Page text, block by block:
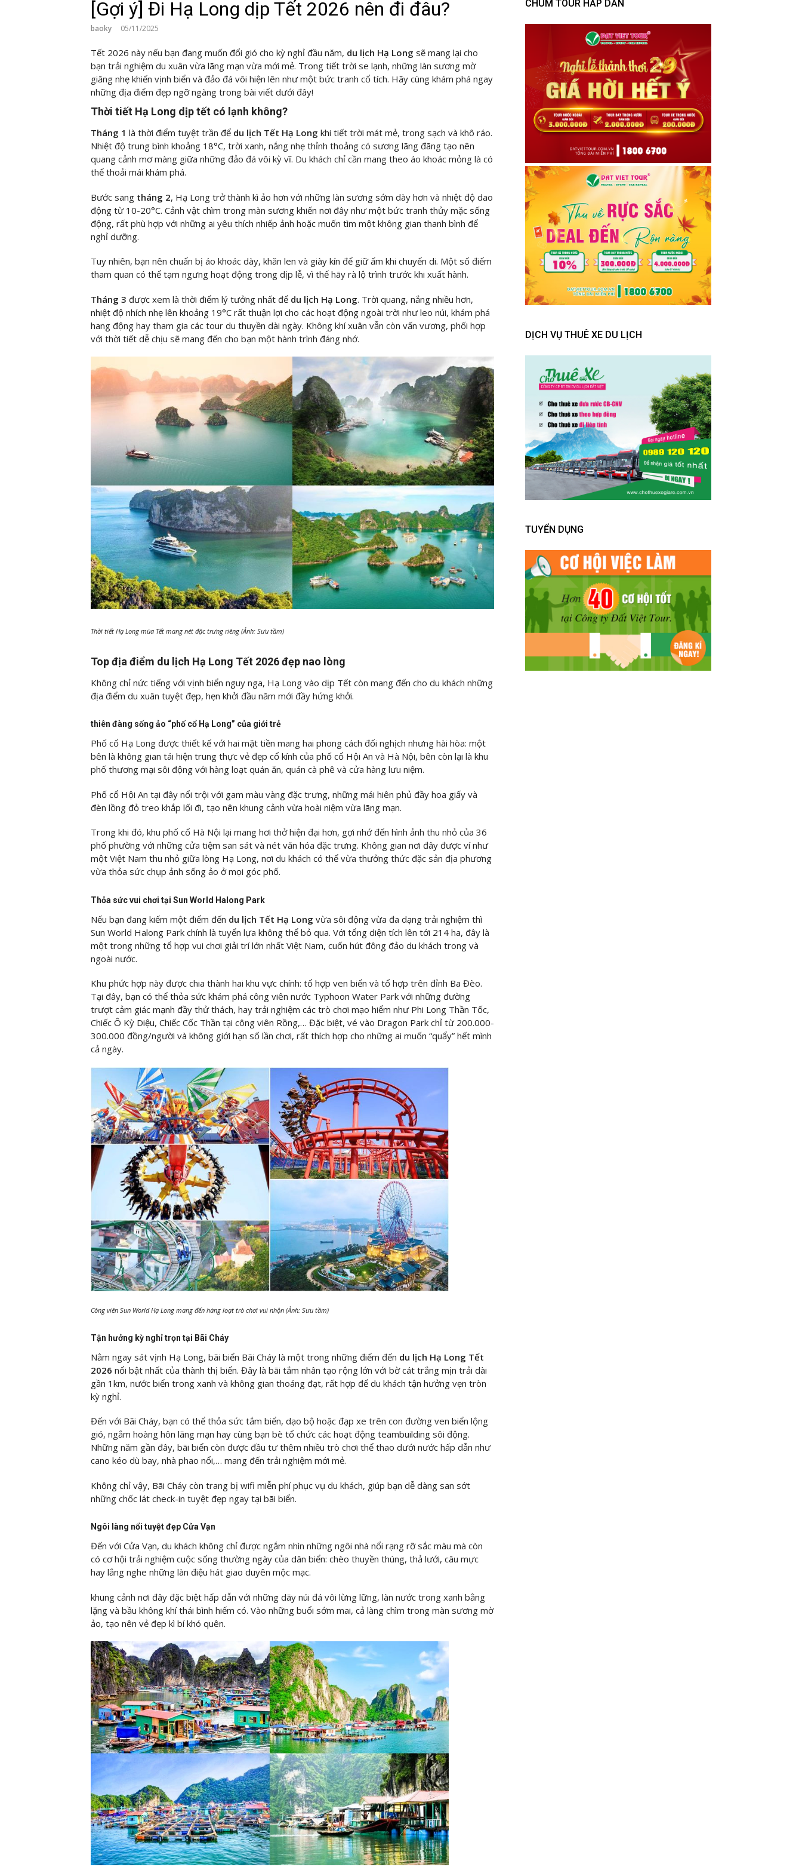
[Gợi ý] Đi Hạ Long dịp Tết 2026 nên đi đâu?
baoky 05/11/2025
Tết 2026 này nếu bạn đang muốn đổi gió cho kỳ nghỉ đầu năm, du lịch Hạ Long sẽ mang lại cho
bạn trải nghiệm du xuân vừa lãng mạn vừa mới mẻ. Trong tiết trời se lạnh, những làn sương mờ
giăng nhẹ khiến vịnh biển và đảo đá vôi hiện lên như một bức tranh cổ tích. Hãy cùng khám phá ngay
những địa điểm đẹp ngỡ ngàng trong bài viết dưới đây!
Thời tiết Hạ Long dịp tết có lạnh không?
Tháng 1 là thời điểm tuyệt trần để du lịch Tết Hạ Long khi tiết trời mát mẻ, trong sạch và khô ráo.
Nhiệt độ trung bình khoảng 18°C, trời xanh, nắng nhẹ thỉnh thoảng có sương lãng đãng tạo nên
quang cảnh mơ màng giữa những đảo đá vôi kỳ vĩ. Du khách chỉ cần mang theo áo khoác mỏng là có
thể thoải mái khám phá.
Bước sang tháng 2, Hạ Long trở thành kì ảo hơn với những làn sương sớm dày hơn và nhiệt độ dao
động từ 10-20°C. Cảnh vật chìm trong màn sương khiến nơi đây như một bức tranh thủy mặc sống
động, rất phù hợp với những ai yêu thích nhiếp ảnh hoặc muốn tìm một không gian thanh bình để
nghỉ dưỡng.
Tuy nhiên, bạn nên chuẩn bị áo khoác dày, khăn len và giày kín để giữ ấm khi chuyển di. Một số điểm
tham quan có thể tạm ngưng hoạt động trong dịp lễ, vì thế hãy rà lộ trình trước khi xuất hành.
Tháng 3 được xem là thời điểm lý tưởng nhất để du lịch Hạ Long. Trời quang, nắng nhiều hơn,
nhiệt độ nhích nhẹ lên khoảng 19°C rất thuận lợi cho các hoạt động ngoài trời như leo núi, khám phá
hang động hay tham gia các tour du thuyền dài ngày. Không khí xuân vẫn còn vấn vương, phối hợp
với thời tiết dễ chịu sẽ mang đến cho bạn một hành trình đáng nhớ.
Thời tiết Hạ Long mùa Tết mang nét đặc trưng riêng (Ảnh: Sưu tầm)
Top địa điểm du lịch Hạ Long Tết 2026 đẹp nao lòng
Không chỉ nức tiếng với vịnh biển nguy nga, Hạ Long vào dịp Tết còn mang đến cho du khách những
địa điểm du xuân tuyệt đẹp, hẹn khởi đầu năm mới đầy hứng khởi.
thiên đàng sống ảo “phố cổ Hạ Long” của giới trẻ
Phố cổ Hạ Long được thiết kế với hai mặt tiền mang hai phong cách đối nghịch nhưng hài hòa: một
bên là không gian tái hiện trung thực vẻ đẹp cổ kính của phố cổ Hội An và Hà Nội, bên còn lại là khu
phố thương mại sôi động với hàng loạt quán ăn, quán cà phê và cửa hàng lưu niệm.
Phố cổ Hội An tại đây nổi trội với gam màu vàng đặc trưng, những mái hiên phủ đầy hoa giấy và
đèn lồng đỏ treo khắp lối đi, tạo nên khung cảnh vừa hoài niệm vừa lãng mạn.
Trong khi đó, khu phố cổ Hà Nội lại mang hơi thở hiện đại hơn, gợi nhớ đến hình ảnh thu nhỏ của 36
phố phường với những cửa tiệm san sát và nét văn hóa đặc trưng. Không gian nơi đây được ví như
một Việt Nam thu nhỏ giữa lòng Hạ Long, nơi du khách có thể vừa thưởng thức đặc sản địa phương
vừa thỏa sức chụp ảnh sống ảo ở mọi góc phố.
Thỏa sức vui chơi tại Sun World Halong Park
Nếu bạn đang kiếm một điểm đến du lịch Tết Hạ Long vừa sôi động vừa đa dạng trải nghiệm thì
Sun World Halong Park chính là tuyển lựa không thể bỏ qua. Với tổng diện tích lên tới 214 ha, đây là
một trong những tổ hợp vui chơi giải trí lớn nhất Việt Nam, cuốn hút đông đảo du khách trong và
ngoài nước.
Khu phức hợp này được chia thành hai khu vực chính: tổ hợp ven biển và tổ hợp trên đỉnh Ba Đèo.
Tại đây, bạn có thể thỏa sức khám phá công viên nước Typhoon Water Park với những đường
trượt cảm giác mạnh đầy thử thách, hay trải nghiệm các trò chơi mạo hiểm như Phi Long Thần Tốc,
Chiếc Ô Kỳ Diệu, Chiếc Cốc Thần tại công viên Rồng,… Đặc biệt, vé vào Dragon Park chỉ từ 200.000-
300.000 đồng/người và không giới hạn số lần chơi, rất thích hợp cho những ai muốn “quẩy” hết mình
cả ngày.
Công viên Sun World Hạ Long mang đến hàng loạt trò chơi vui nhộn (Ảnh: Sưu tầm)
Tận hưởng kỳ nghỉ trọn tại Bãi Cháy
Nằm ngay sát vịnh Hạ Long, bãi biển Bãi Cháy là một trong những điểm đến du lịch Hạ Long Tết
2026 nổi bật nhất của thành thị biển. Đây là bãi tắm nhân tạo rộng lớn với bờ cát trắng mịn trải dài
gần 1km, nước biển trong xanh và không gian thoáng đạt, rất hợp để du khách tận hưởng vẹn tròn
kỳ nghỉ.
Đến với Bãi Cháy, bạn có thể thỏa sức tắm biển, dạo bộ hoặc đạp xe trên con đường ven biển lộng
gió, ngắm hoàng hôn lãng mạn hay cùng bạn bè tổ chức các hoạt động teambuilding sôi động.
Những năm gần đây, bãi biển còn được đầu tư thêm nhiều trò chơi thể thao dưới nước hấp dẫn như
cano kéo dù bay, nhà phao nổi,… mang đến trải nghiệm mới mẻ.
Không chỉ vậy, Bãi Cháy còn trang bị wifi miễn phí phục vụ du khách, giúp bạn dễ dàng san sớt
những chốc lát check-in tuyệt đẹp ngay tại bãi biển.
Ngôi làng nổi tuyệt đẹp Cửa Vạn
Đến với Cửa Vạn, du khách không chỉ được ngắm nhìn những ngôi nhà nổi rạng rỡ sắc màu mà còn
có cơ hội trải nghiệm cuộc sống thường ngày của dân biển: chèo thuyền thúng, thả lưới, câu mực
hay lắng nghe những làn điệu hát giao duyên mộc mạc.
khung cảnh nơi đây đặc biệt hấp dẫn với những dãy núi đá vôi lừng lững, làn nước trong xanh bằng
lặng và bầu không khí thái bình hiếm có. Vào những buổi sớm mai, cả làng chìm trong màn sương mờ
ảo, tạo nên vẻ đẹp kì bí khó quên.
CHÙM TOUR HẤP DẪN
DỊCH VỤ THUÊ XE DU LỊCH
TUYỂN DỤNG